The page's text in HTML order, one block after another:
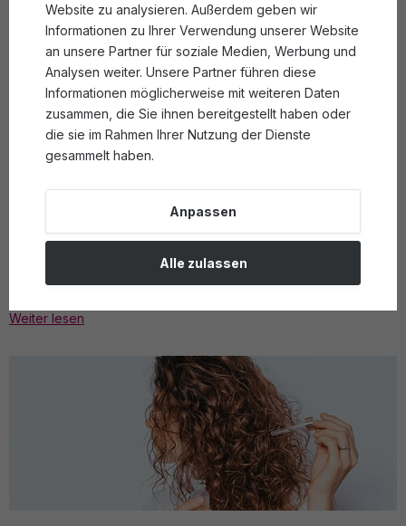
05. 03. 2025 Emma Müller Tipps
Weiter lesen
Wie lange hält das Parfüm? Die Wahrheit darüber,
was die Langlebigkeit eines Parfums ausmacht!
Weiter lesen
Website zu analysieren. Außerdem geben wir
Informationen zu Ihrer Verwendung unserer Website
an unsere Partner für soziale Medien, Werbung und
Analysen weiter. Unsere Partner führen diese
Informationen möglicherweise mit weiteren Daten
zusammen, die Sie ihnen bereitgestellt haben oder
die sie im Rahmen Ihrer Nutzung der Dienste
gesammelt haben.
Anpassen
Alle zulassen